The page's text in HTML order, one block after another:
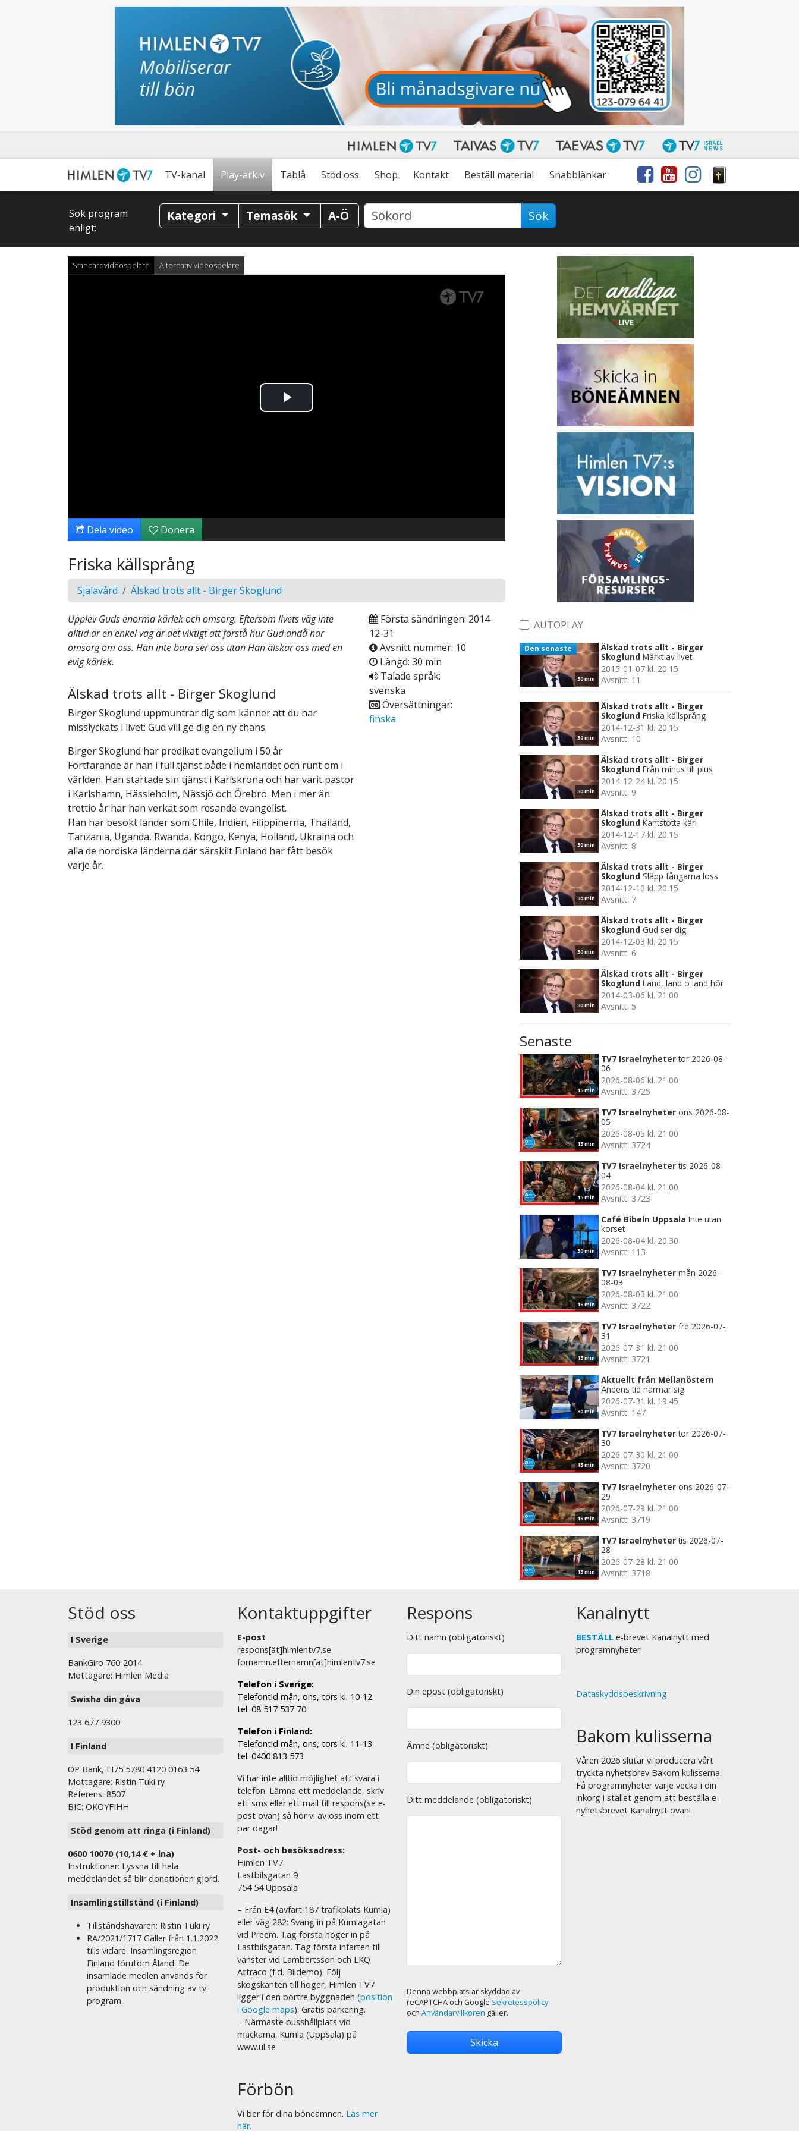
TV-kanal Play-arkiv Tablå Stöd oss Shop Kontakt Beställ material Snabblänkar
Sök program
enligt:
Kategori Temasök A-Ö Sök
Standardvideospelare Alternativ videospelare
Spela
Dela video Donera
Friska källsprång
Själavård Älskad trots allt - Birger Skoglund
Upplev Guds enorma kärlek och omsorg. Eftersom livets väg inte
alltid är en enkel väg är det viktigt att förstå hur Gud ändå har
omsorg om oss. Han inte bara ser oss utan Han älskar oss med en
evig kärlek.
Älskad trots allt - Birger Skoglund
Birger Skoglund uppmuntrar dig som känner att du har
misslyckats i livet: Gud vill ge dig en ny chans.
Birger Skoglund har predikat evangelium i 50 år
Fortfarande är han i full tjänst både i hemlandet och runt om i
världen. Han startade sin tjänst i Karlskrona och har varit pastor
i Karlshamn, Hässleholm, Nässjö och Örebro. Men i mer än
trettio år har han verkat som resande evangelist.
Han har besökt länder som Chile, Indien, Filippinerna, Thailand,
Tanzania, Uganda, Rwanda, Kongo, Kenya, Holland, Ukraina och
alla de nordiska länderna där särskilt Finland har fått besök
varje år.
Första sändningen: 2014-
12-31
Avsnitt nummer: 10
Längd: 30 min
Talade språk:
svenska
Översättningar:
finska
AUTOPLAY
30 min
Den senaste
Älskad trots allt - Birger
Skoglund Märkt av livet
2015-01-07 kl. 20.15
Avsnitt: 11
30 min
Älskad trots allt - Birger
Skoglund Friska källsprång
2014-12-31 kl. 20.15
Avsnitt: 10
30 min
Älskad trots allt - Birger
Skoglund Från minus till plus
2014-12-24 kl. 20.15
Avsnitt: 9
30 min
Älskad trots allt - Birger
Skoglund Kantstötta kärl
2014-12-17 kl. 20.15
Avsnitt: 8
30 min
Älskad trots allt - Birger
Skoglund Släpp fångarna loss
2014-12-10 kl. 20.15
Avsnitt: 7
30 min
Älskad trots allt - Birger
Skoglund Gud ser dig
2014-12-03 kl. 20.15
Avsnitt: 6
30 min
Älskad trots allt - Birger
Skoglund Land, land o land hör
2014-03-06 kl. 21.00
Avsnitt: 5
Senaste
15 min
TV7 Israelnyheter tor 2026-08-
06
2026-08-06 kl. 21.00
Avsnitt: 3725
15 min
TV7 Israelnyheter ons 2026-08-
05
2026-08-05 kl. 21.00
Avsnitt: 3724
15 min
TV7 Israelnyheter tis 2026-08-
04
2026-08-04 kl. 21.00
Avsnitt: 3723
30 min
Café Bibeln Uppsala Inte utan
korset
2026-08-04 kl. 20.30
Avsnitt: 113
15 min
TV7 Israelnyheter mån 2026-
08-03
2026-08-03 kl. 21.00
Avsnitt: 3722
15 min
TV7 Israelnyheter fre 2026-07-
31
2026-07-31 kl. 21.00
Avsnitt: 3721
30 min
Aktuellt från Mellanöstern
Ändens tid närmar sig
2026-07-31 kl. 19.45
Avsnitt: 147
15 min
TV7 Israelnyheter tor 2026-07-
30
2026-07-30 kl. 21.00
Avsnitt: 3720
15 min
TV7 Israelnyheter ons 2026-07-
29
2026-07-29 kl. 21.00
Avsnitt: 3719
15 min
TV7 Israelnyheter tis 2026-07-
28
2026-07-28 kl. 21.00
Avsnitt: 3718
Stöd oss
I Sverige
BankGiro 760-2014
Mottagare: Himlen Media
Swisha din gåva
123 677 9300
I Finland
OP Bank, FI75 5780 4120 0163 54
Mottagare: Ristin Tuki ry
Referens: 8507
BIC: OKOYFIHH
Stöd genom att ringa (i Finland)
0600 10070 (10,14 € + lna)
Instruktioner: Lyssna till hela
meddelandet så blir donationen gjord.
Insamlingstillstånd (i Finland)
Tillståndshavaren: Ristin Tuki ry
RA/2021/1717 Gäller från 1.1.2022
tills vidare. Insamlingsregion
Finland förutom Åland. De
insamlade medlen används för
produktion och sändning av tv-
program.
Kontaktuppgifter
E-post
respons[ät]himlentv7.se
fornamn.efternamn[ät]himlentv7.se
Telefon i Sverige:
Telefontid mån, ons, tors kl. 10-12
tel. 08 517 537 70
Telefon i Finland:
Telefontid mån, ons, tors kl. 11-13
tel. 0400 813 573
Vi har inte alltid möjlighet att svara i
telefon. Lämna ett meddelande, skriv
ett sms eller ett mail till respons(se e-
post ovan) så hör vi av oss inom ett
par dagar!
Post- och besöksadress:
Himlen TV7
Lastbilsgatan 9
754 54 Uppsala
– Från E4 (avfart 187 trafikplats Kumla)
eller väg 282: Sväng in på Kumlagatan
vid Preem. Tag första höger in på
Lastbilsgatan. Tag första infarten till
vänster vid Lambertsson och LKQ
Attraco (f.d. Bildemo). Följ
skogskanten till höger, Himlen TV7
ligger i den bortre byggnaden (position
i Google maps). Gratis parkering.
– Närmaste busshållplats vid
mackarna: Kumla (Uppsala) på
www.ul.se
Förbön
Vi ber för dina böneämnen. Läs mer
här.
Respons
Ditt namn (obligatoriskt)
Din epost (obligatoriskt)
Ämne (obligatoriskt)
Ditt meddelande (obligatoriskt)
Denna webbplats är skyddad av
reCAPTCHA och Google Sekretesspolicy
och Användarvillkoren gäller.
Kanalnytt
BESTÄLL e-brevet Kanalnytt med
programnyheter.
Dataskyddsbeskrivning
Bakom kulisserna
Våren 2026 slutar vi producera vårt
tryckta nyhetsbrev Bakom kulisserna.
Få programnyheter varje vecka i din
inkorg i stället genom att beställa e-
nyhetsbrevet Kanalnytt ovan!